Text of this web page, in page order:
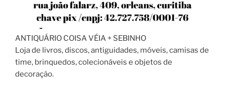
ANTIQUÁRIO COISA VÉIA + SEBINHO
Loja de livros, discos, antiguidades, móveis, camisas de
time, brinquedos, colecionáveis e objetos de
decoração.